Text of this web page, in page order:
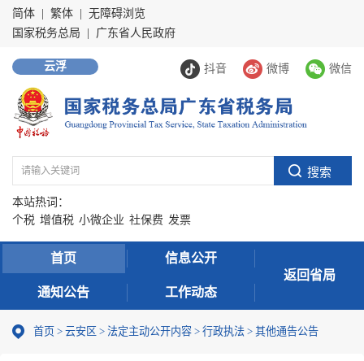
简体 繁体
无障碍浏览
国家税务总局
广东省人民政府
抖音 微博 微信
云浮
本站热词：
个税 增值税 小微企业 社保费 发票
首页 信息公开
通知公告 工作动态
返回省局
首页 > 云安区 > 法定主动公开内容 > 行政执法 > 其他通告公告